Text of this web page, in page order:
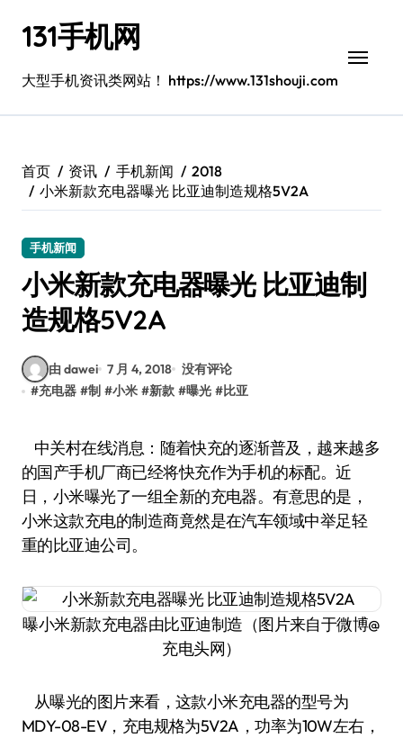
131手机网
大型手机资讯类网站！ https://www.131shouji.com
首页 资讯 手机新闻
2018
小米新款充电器曝光 比亚迪制造规格5V2A
手机新闻
小米新款充电器曝光 比亚迪制
造规格5V2A
由 dawei 7 月 4, 2018 没有评论
#充电器 #制 #小米 #新款 #曝光 #比亚
中关村在线消息：随着快充的逐渐普及，越来越多
的国产手机厂商已经将快充作为手机的标配。近
日，小米曝光了一组全新的充电器。有意思的是，
小米这款充电的制造商竟然是在汽车领域中举足轻
重的比亚迪公司。
曝小米新款充电器由比亚迪制造（图片来自于微博@
充电头网）
从曝光的图片来看，这款小米充电器的型号为
MDY-08-EV，充电规格为5V2A，功率为10W左右，